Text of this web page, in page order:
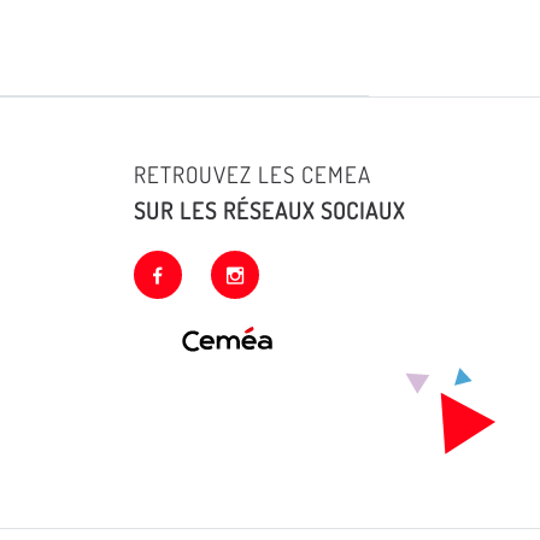
RETROUVEZ LES CEMEA
SUR LES RÉSEAUX SOCIAUX
facebook instagram